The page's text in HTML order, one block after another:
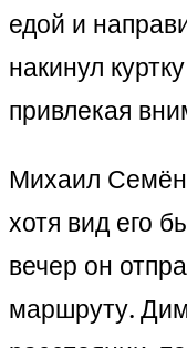
едой и
накинул
привлекая
Михаил
хотя вид его
вечер он
маршруту.